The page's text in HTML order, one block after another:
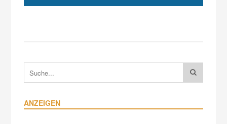
ANZEIGEN